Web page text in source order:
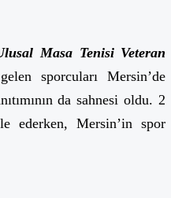
Masa Tenisi Veteran
sporcuları Mersin’de
da sahnesi oldu. 2
ederken, Mersin’in spor